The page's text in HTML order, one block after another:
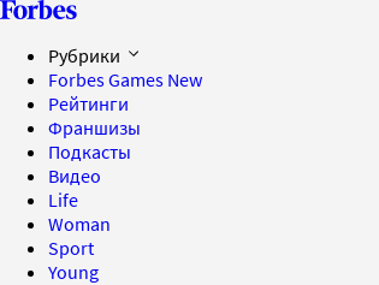
Рубрики
Forbes Games New
Рейтинги
Франшизы
Подкасты
Видео
Life
Woman
Sport
Young